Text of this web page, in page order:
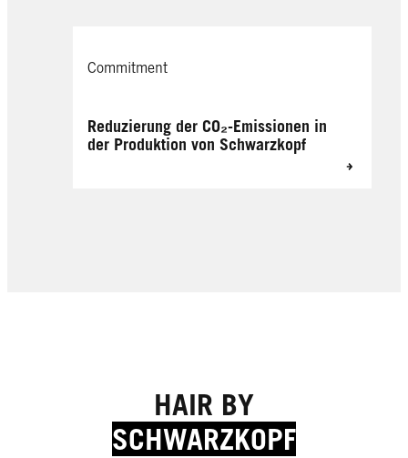
Commitment
Reduzierung der CO₂-Emissionen in
der Produktion von Schwarzkopf
HAIR BY
SCHWARZKOPF